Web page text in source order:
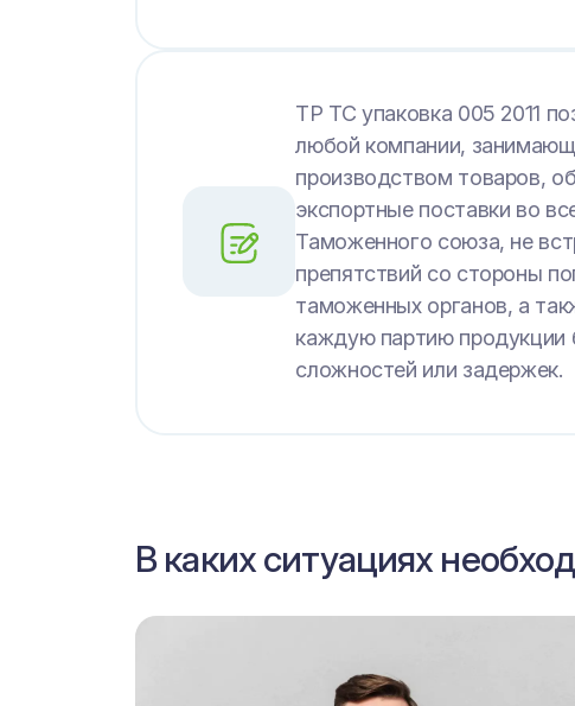
ТР ТС упаковка 005 2011
любой компании,
производством товаров,
экспортные поставки во
Таможенного союза, не
препятствий со стороны
таможенных органов, а
каждую партию продукции
сложностей или задержек.
В каких ситуациях